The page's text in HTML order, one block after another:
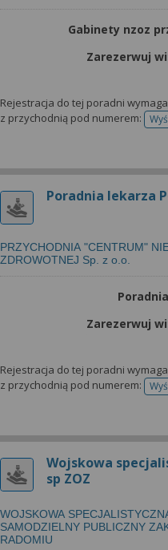
Gabinety nzoz
Zarezerwuj
Rejestracja do tej poradni
z przychodnią pod numerem:
Poradnia lekarza
PRZYCHODNIA "CENTRUM"
ZDROWOTNEJ Sp. z o.o.
Zarezerwuj
Rejestracja do tej poradni
z przychodnią pod numerem:
Wojskowa
sp ZOZ
WOJSKOWA
SAMODZIELNY PUBLICZNY
RADOMIU